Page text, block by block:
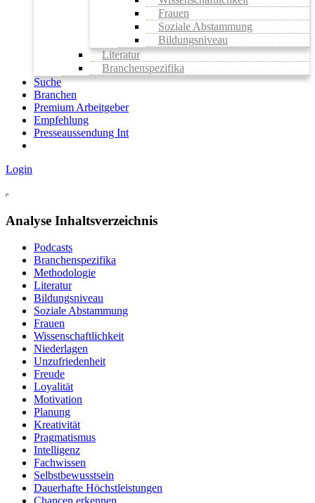
Frauen
Soziale Abstammung
Bildungsniveau
Literatur
Branchenspezifika
Suche
Branchen
Premium Arbeitgeber
Empfehlung
Presseaussendung Int
Login
Analyse Inhaltsverzeichnis
Podcasts
Branchenspezifika
Methodologie
Literatur
Bildungsniveau
Soziale Abstammung
Frauen
Wissenschaftlichkeit
Niederlagen
Unzufriedenheit
Freude
Loyalität
Motivation
Planung
Kreativität
Pragmatismus
Intelligenz
Fachwissen
Selbstbewusstsein
Dauerhafte Höchstleistungen